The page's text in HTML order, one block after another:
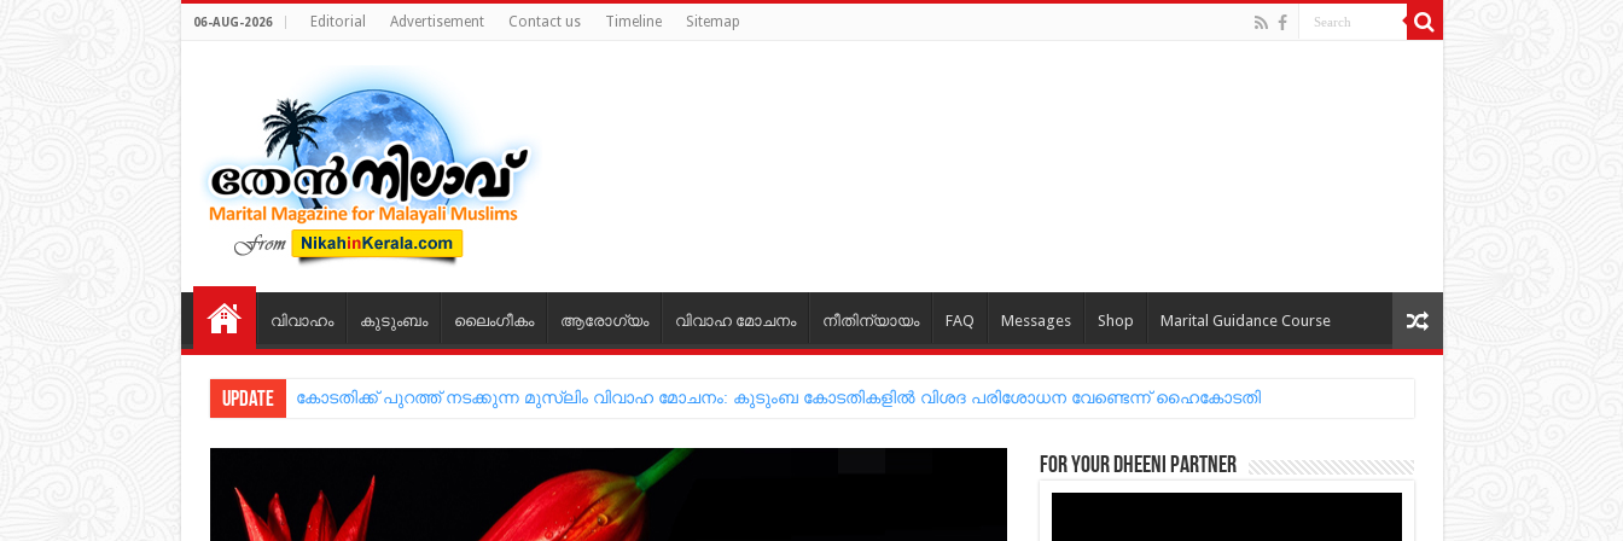
06-AUG-2026 Editorial Advertisement Contact us Timeline Sitemap
വിവാഹം കുടുംബം ലൈംഗീകം ആരോഗ്യം വിവാഹ മോചനം നീതിന്യായം FAQ Messages Shop Marital Guidance Course
Update തലാഖ് പ
For your Dheeni Partner